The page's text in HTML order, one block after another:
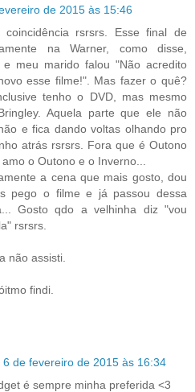
de 2015 às 15:46
rsrsrs. Esse final de
na Warner, como disse,
e meu marido falou "Não acredito
esse filme!". Mas fazer o quê?
tenho o DVD, mas mesmo
Aquela parte que ele não
e fica dando voltas olhando pro
atrás rsrsrs. Fora que é Outono
o Outono e o Inverno...
a cena que mais gosto, dou
pego o filme e já passou dessa
Gosto qdo a velhinha diz "vou
rsrsrs.
não assisti.
findi.
6 de fevereiro de 2015 às 16:34
é sempre minha preferida <3